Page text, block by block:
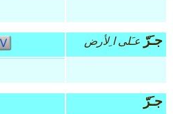
جـَرّ عـَلى ا ِلأرض
جـَرّ